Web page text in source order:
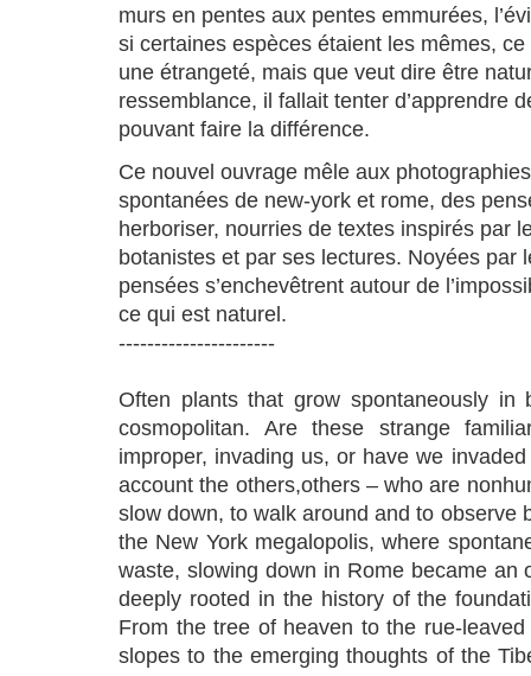
murs en pentes aux pentes emmurées,
si certaines espèces étaient les mêmes,
une étrangeté, mais que veut dire être
ressemblance, il fallait tenter d’apprendre
pouvant faire la différence.
Ce nouvel ouvrage mêle aux
spontanées de new-york et rome, des
herboriser, nourries de textes inspirés par
botanistes et par ses lectures. Noyées par
pensées s’enchevêtrent autour de
ce qui est naturel.
----------------------
Often plants that grow spontaneously in
cosmopolitan. Are these strange
improper, invading us, or have we
account the others,others – who are
slow down, to walk around and to observe
the New York megalopolis, where
waste, slowing down in Rome became an
deeply rooted in the history of the
From the tree of heaven to the rue-
slopes to the emerging thoughts of the